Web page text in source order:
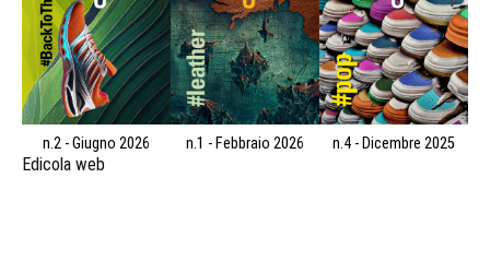
n.2 - Giugno 2026 n.1 - Febbraio 2026 n.4 - Dicembre 2025
Edicola web